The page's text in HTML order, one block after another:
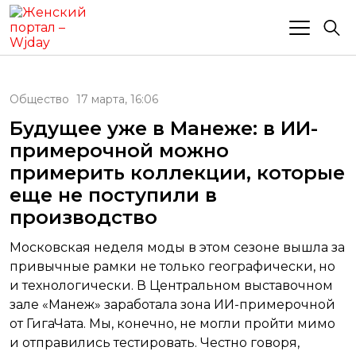
Общество 17 марта, 16:06
Будущее уже в Манеже: в ИИ-
примерочной можно
примерить коллекции, которые
еще не поступили в
производство
Московская неделя моды в этом сезоне вышла за
привычные рамки не только географически, но
и технологически. В Центральном выставочном
зале «Манеж» заработала зона ИИ-примерочной
от ГигаЧата. Мы, конечно, не могли пройти мимо
и отправились тестировать. Честно говоря,